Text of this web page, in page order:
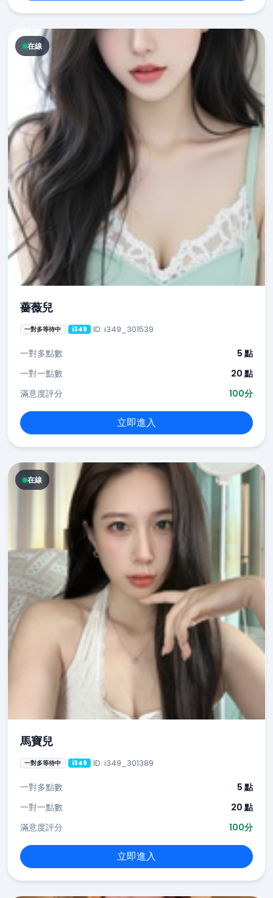
在線
薔薇兒
一對多等待中 i349 ID: i349_301539
一對多點數
5 點
一對一點數
20 點
滿意度評分
100分
立即進入
在線
馬寶兒
一對多等待中 i349 ID: i349_301389
一對多點數
5 點
一對一點數
20 點
滿意度評分
100分
立即進入